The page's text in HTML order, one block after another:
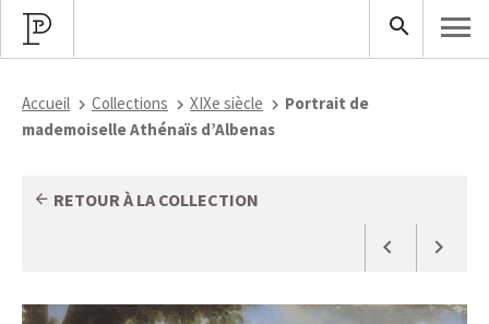
Accueil Collections XIXe siècle
Portrait de
mademoiselle Athénaïs d’Albenas
RETOUR À LA COLLECTION